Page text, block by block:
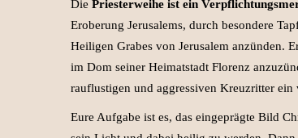
Die Priesterweihe ist ein
Eroberung Jerusalems, durch besondere
Heiligen Grabes von Jerusalem anzünden.
im Dom seiner Heimatstadt Florenz
rauflustigen und aggressiven Kreuzritter
Eure Aufgabe ist es, das eingeprägte Bild